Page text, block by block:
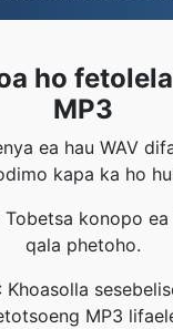
ho
MP3
ea hau WAV
kapa ka ho
Tobetsa konopo
qala phetoho.
MP3